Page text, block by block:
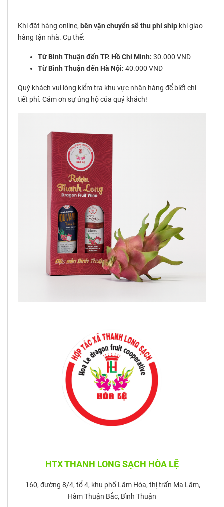
Khi đặt hàng online, bên vận chuyển sẽ thu phí ship khi giao
hàng tận nhà. Cụ thể:
Từ Bình Thuận đến TP. Hồ Chí Minh: 30.000 VND
Từ Bình Thuận đến Hà Nội: 40.000 VND
Quý khách vui lòng kiểm tra khu vực nhận hàng để biết chi
tiết phí. Cảm ơn sự ủng hộ của quý khách!
HTX THANH LONG SẠCH HÒA LỆ
160, đường 8/4, tổ 4, khu phố Lâm Hòa, thị trấn Ma Lâm,
Hàm Thuận Bắc, Bình Thuận